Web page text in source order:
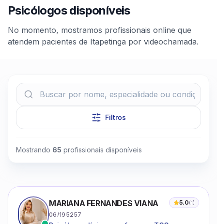
Clique para assistir
Psicólogos disponíveis
No momento, mostramos profissionais online que
atendem pacientes de Itapetinga por videochamada.
Filtros
Mostrando 65 profissionais disponíveis
MARIANA FERNANDES VIANA 5.0(1)
06/195257